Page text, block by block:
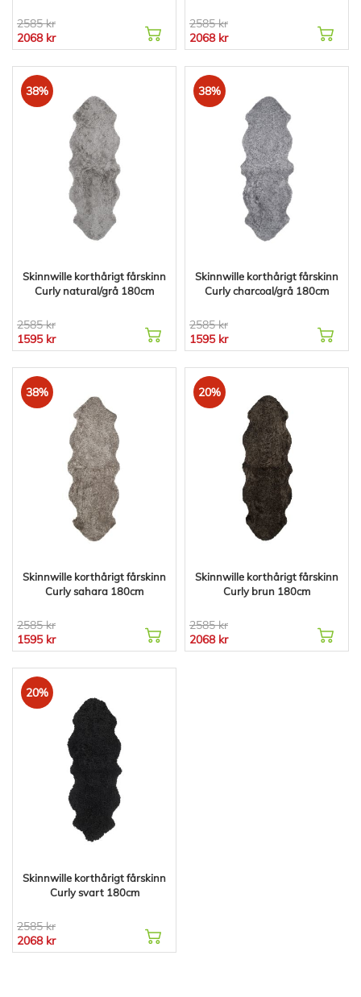
2585 kr
2068 kr
2585 kr
2068 kr
38%
Skinnwille korthårigt fårskinn
Curly natural/grå 180cm
2585 kr
1595 kr
38%
Skinnwille korthårigt fårskinn
Curly charcoal/grå 180cm
2585 kr
1595 kr
38%
Skinnwille korthårigt fårskinn
Curly sahara 180cm
2585 kr
1595 kr
20%
Skinnwille korthårigt fårskinn
Curly brun 180cm
2585 kr
2068 kr
20%
Skinnwille korthårigt fårskinn
Curly svart 180cm
2585 kr
2068 kr